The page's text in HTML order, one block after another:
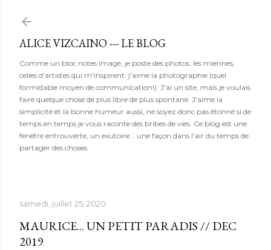
ALICE VIZCAINO --- LE BLOG
Comme un bloc notes imagé, je poste des photos, les miennes,
celles d'artistes qui m'inspirent: j'aime la photographie (quel
formidable moyen de communication!). J'ai un site, mais je voulais
faire quelque chose de plus libre de plus spontané. J'aime la
simplicité et la bonne humeur aussi, ne soyez donc pas étonné si de
temps en temps je vous raconte des bribes de vies. Ce blog est une
fenêtre entrouverte, un exutoire... une façon dans l'air du temps de
partager des choses.
samedi, juillet 25, 2020
MAURICE... UN PETIT PARADIS // DEC
2019